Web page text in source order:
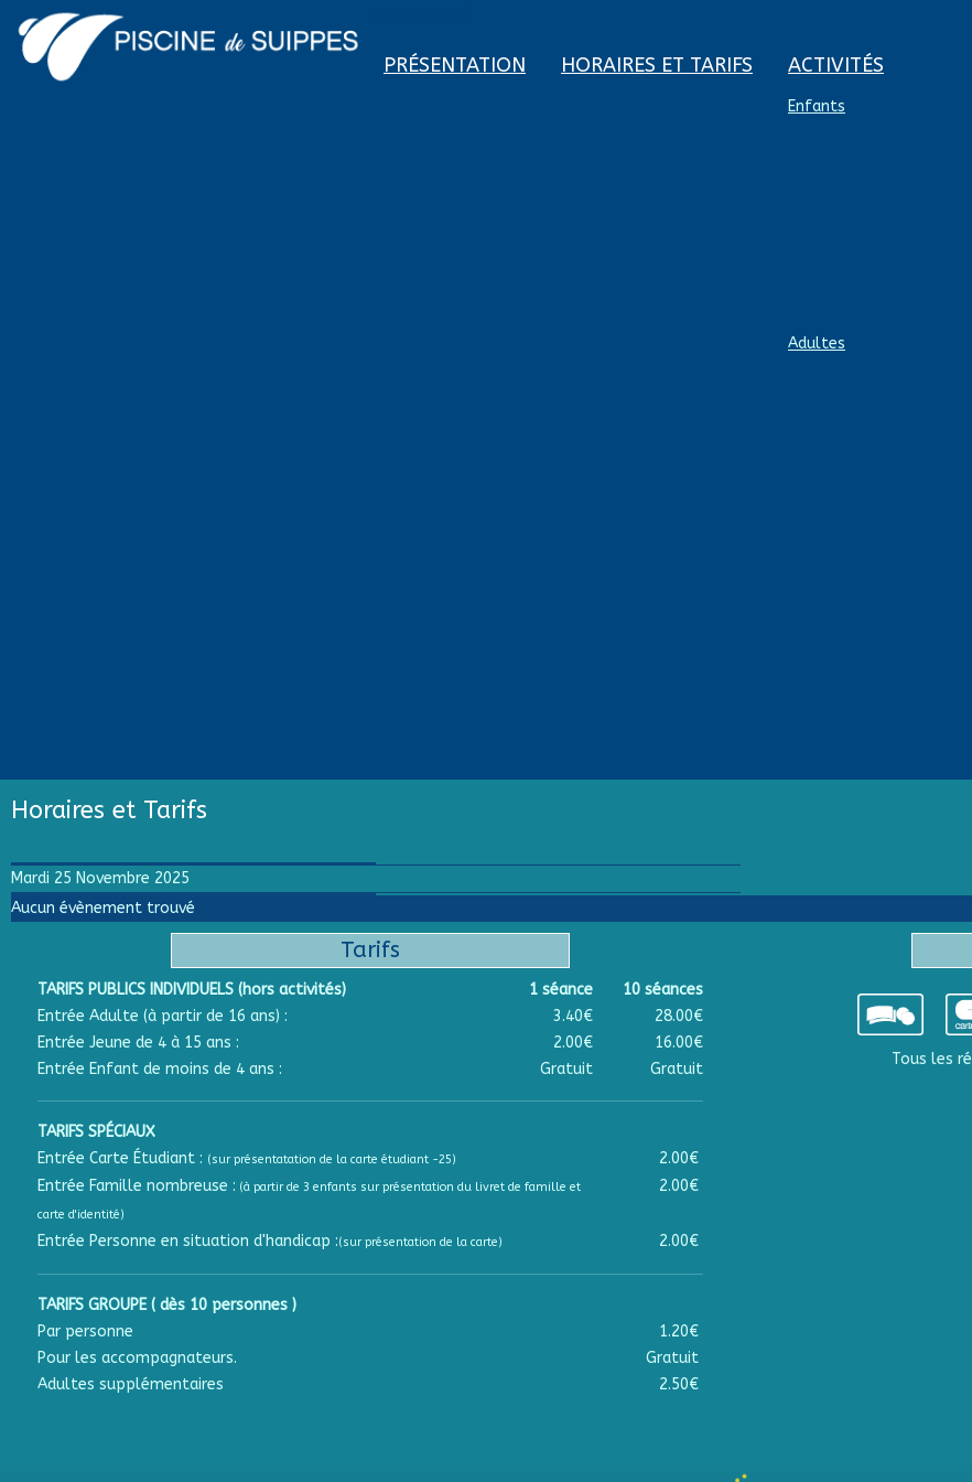
PRÉSENTATION HORAIRES ET TARIFS ACTIVITÉS
Enfants
Adultes
Horaires et Tarifs
Mardi 25 Novembre 2025
Aucun évènement trouvé
Tarifs
TARIFS PUBLICS INDIVIDUELS (hors activités) 1 séance
10 séances
Entrée Adulte (à partir de 16 ans) :
3.40€
28.00€
Entrée Jeune de 4 à 15 ans :
2.00€
16.00€
Entrée Enfant de moins de 4 ans :
Gratuit Gratuit
TARIFS SPÉCIAUX
Entrée Carte Étudiant : (sur présentatation de la carte étudiant -25)
2.00€
Entrée Famille nombreuse : (à partir de 3 enfants sur présentation du livret de famille et
carte d'identité)
2.00€
Entrée Personne en situation d'handicap :(sur présentation de la carte) 2.00€
TARIFS GROUPE ( dès 10 personnes )
Par personne
1.20€
Pour les accompagnateurs.
Gratuit
Adultes supplémentaires
2.50€
Tous les